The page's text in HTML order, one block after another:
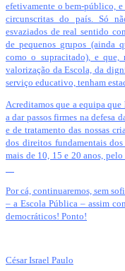
efetivamente o bem-público, e
circunscritas do país. Só
esvaziados de real sentido
de pequenos grupos (ainda
como o supracitado), e que,
valorização da Escola, da
serviço educativo, tenham
Acreditamos que a equipa
a dar passos firmes na defesa
e de tratamento das nossas
dos direitos fundamentais
mais de 10, 15 e 20 anos,
Por cá, continuaremos, sem
– a Escola Pública – assim
democráticos! Ponto!
César Israel Paulo